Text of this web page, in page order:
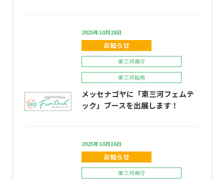
2025年10月28日
お知らせ
東三河県庁
東三河総局
メッセナゴヤに「東三河フェムテ
ック」ブースを出展します！
2025年10月16日
お知らせ
東三河県庁